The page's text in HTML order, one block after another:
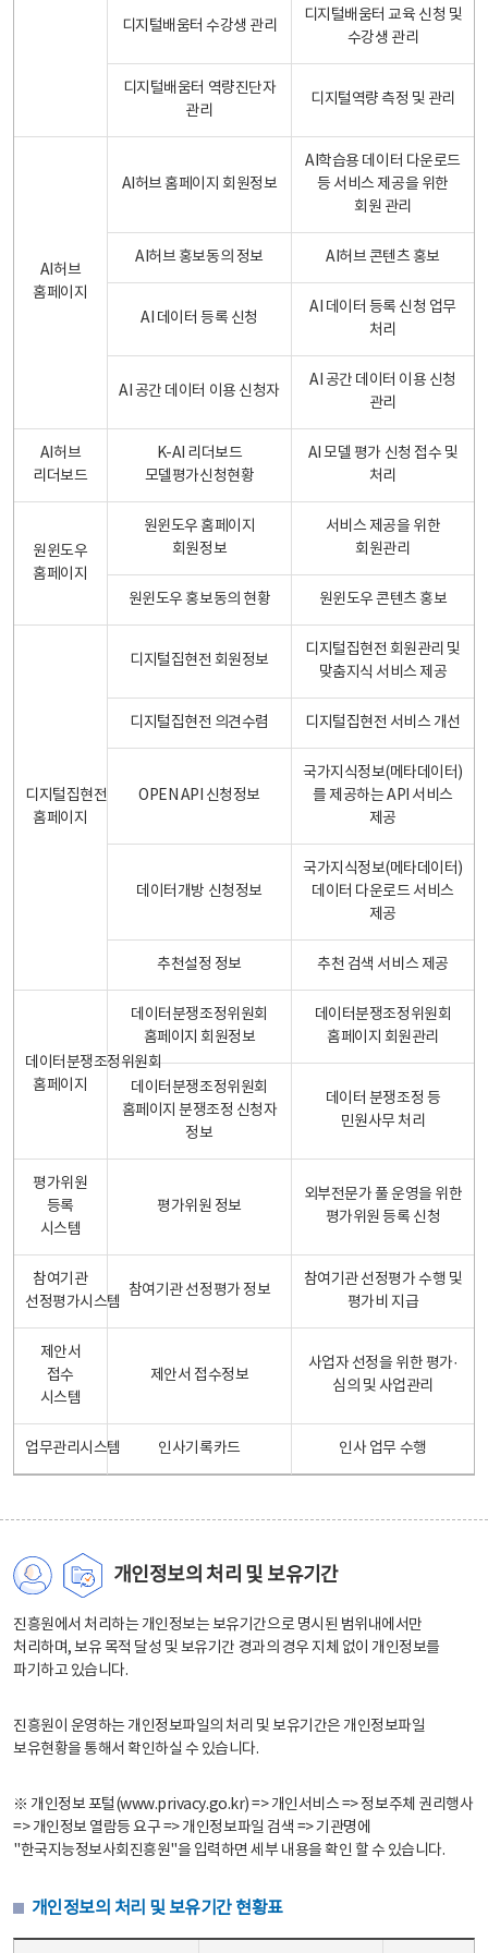
디지털배움터 수강생 관리
디지털배움터 교육 신청 및
수강생 관리
디지털배움터 역량진단자
관리
디지털역량 측정 및 관리
AI허브
홈페이지
AI허브 홈페이지 회원정보
AI학습용 데이터 다운로드
등 서비스 제공을 위한
회원 관리
AI허브 홍보동의 정보 AI허브 콘텐츠 홍보
AI 데이터 등록 신청
AI 데이터 등록 신청 업무
처리
AI 공간 데이터 이용 신청자
AI 공간 데이터 이용 신청
관리
AI허브
리더보드
K-AI 리더보드
모델평가신청현황
AI 모델 평가 신청 접수 및
처리
원윈도우
홈페이지
원윈도우 홈페이지
회원정보
서비스 제공을 위한
회원관리
원윈도우 홍보동의 현황 원윈도우 콘텐츠 홍보
디지털집현전
홈페이지
디지털집현전 회원정보
디지털집현전 회원관리 및
맞춤지식 서비스 제공
디지털집현전 의견수렴 디지털집현전 서비스 개선
OPEN API 신청정보
국가지식정보(메타데이터)
를 제공하는 API 서비스
제공
데이터개방 신청정보
국가지식정보(메타데이터)
데이터 다운로드 서비스
제공
추천설정 정보 추천 검색 서비스 제공
데이터분쟁조정위원회
홈페이지
데이터분쟁조정위원회
홈페이지 회원정보
데이터분쟁조정위원회
홈페이지 회원관리
데이터분쟁조정위원회
홈페이지 분쟁조정 신청자
정보
데이터 분쟁조정 등
민원사무 처리
평가위원
등록
시스템
평가위원 정보
외부전문가 풀 운영을 위한
평가위원 등록 신청
참여기관
선정평가시스템
참여기관 선정평가 정보
참여기관 선정평가 수행 및
평가비 지급
제안서
접수
시스템
제안서 접수정보
사업자 선정을 위한 평가·
심의 및 사업관리
업무관리시스템 인사기록카드 인사 업무 수행
개인정보의 처리 및 보유기간
진흥원에서 처리하는 개인정보는 보유기간으로 명시된 범위내에서만
처리하며, 보유 목적 달성 및 보유기간 경과의 경우 지체 없이 개인정보를
파기하고 있습니다.
진흥원이 운영하는 개인정보파일의 처리 및 보유기간은 개인정보파일
보유현황을 통해서 확인하실 수 있습니다.
※ 개인정보 포털(www.privacy.go.kr) => 개인서비스 => 정보주체 권리행사
=> 개인정보 열람등 요구 => 개인정보파일 검색 => 기관명에
"한국지능정보사회진흥원"을 입력하면 세부 내용을 확인 할 수 있습니다.
개인정보의 처리 및 보유기간 현황표